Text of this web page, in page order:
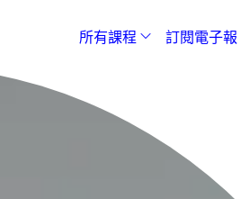
所有課程 訂閱電子報